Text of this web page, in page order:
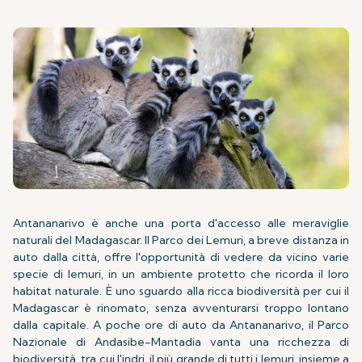
Antananarivo è anche una porta d'accesso alle meraviglie
naturali del Madagascar. Il Parco dei Lemuri, a breve distanza in
auto dalla città, offre l'opportunità di vedere da vicino varie
specie di lemuri, in un ambiente protetto che ricorda il loro
habitat naturale. È uno sguardo alla ricca biodiversità per cui il
Madagascar è rinomato, senza avventurarsi troppo lontano
dalla capitale. A poche ore di auto da Antananarivo, il Parco
Nazionale di Andasibe-Mantadia vanta una ricchezza di
biodiversità, tra cui l'indri, il più grande di tutti i lemuri, insieme a